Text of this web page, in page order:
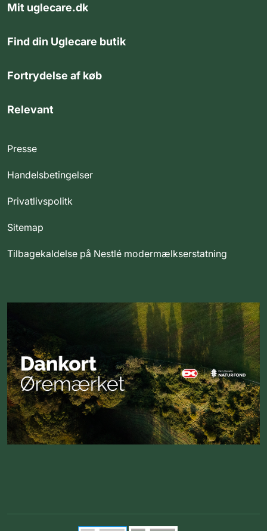
Mit uglecare.dk
Find din Uglecare butik
Fortrydelse af køb
Relevant
Presse
Handelsbetingelser
Privatlivspolitk
Sitemap
Tilbagekaldelse på Nestlé modermælkserstatning